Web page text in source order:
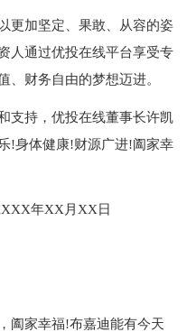
更加坚定、果敢、从容的姿
人通过优投在线平台享受专
、财务自由的梦想迈进。
支持，优投在线董事长许凯
!身体健康!财源广进!阖家幸
年XX月XX日
阖家幸福!布嘉迪能有今天